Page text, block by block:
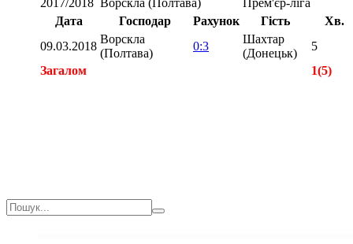
Дата
Господар Рахунок Гість
Хв.
09.03.2018
Ворскла
(Полтава)
0:3
Шахтар
(Донецьк)
5
Загалом
1(5)